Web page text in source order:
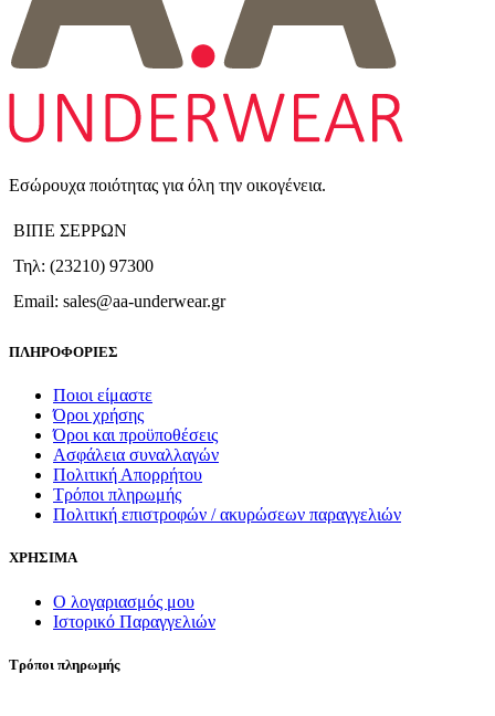
Εσώρουχα ποιότητας για όλη την οικογένεια.
ΒΙΠΕ ΣΕΡΡΩΝ
Τηλ: (23210) 97300
Email: sales@aa-underwear.gr
ΠΛΗΡΟΦΟΡΙΕΣ
Ποιοι είμαστε
Όροι χρήσης
Όροι και προϋποθέσεις
Ασφάλεια συναλλαγών
Πολιτική Απορρήτου
Τρόποι πληρωμής
Πολιτική επιστροφών / ακυρώσεων παραγγελιών
ΧΡΗΣΙΜΑ
Ο λογαριασμός μου
Ιστορικό Παραγγελιών
Τρόποι πληρωμής